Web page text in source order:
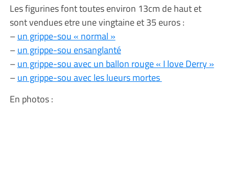
Les figurines font toutes environ 13cm de haut et
sont vendues etre une vingtaine et 35 euros :
–un grippe-sou « normal »
–un grippe-sou ensanglanté
–un grippe-sou avec un ballon rouge « I love Derry »
–un grippe-sou avec les lueurs mortes
En photos :